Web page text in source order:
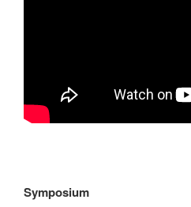
Symposium